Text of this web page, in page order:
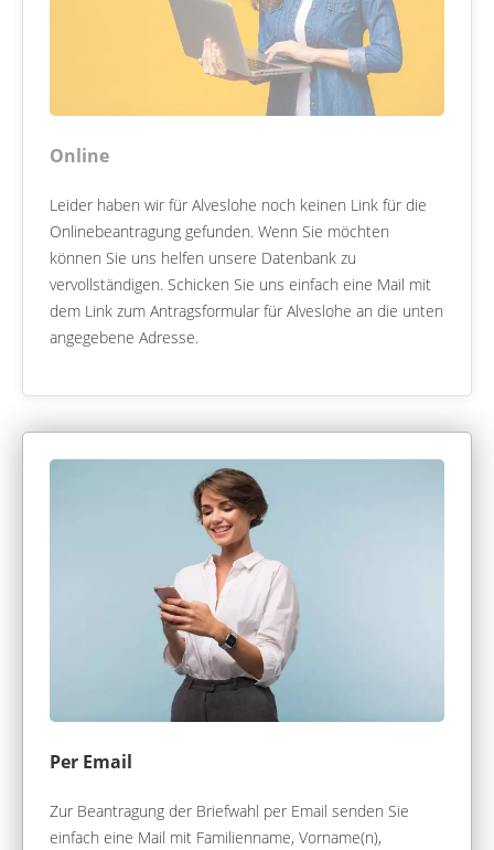
Online
Leider haben wir für Alveslohe noch keinen Link für die
Onlinebeantragung gefunden. Wenn Sie möchten
können Sie uns helfen unsere Datenbank zu
vervollständigen. Schicken Sie uns einfach eine Mail mit
dem Link zum Antragsformular für Alveslohe an die unten
angegebene Adresse.
Per Email
Zur Beantragung der Briefwahl per Email senden Sie
einfach eine Mail mit Familienname, Vorname(n),